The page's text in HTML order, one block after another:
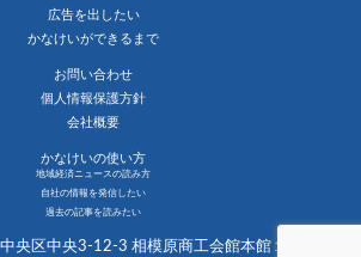
広告を出したい
かなけいができるまで
お問い合わせ
個人情報保護方針
会社概要
かなけいの使い方
地域経済ニュースの読み方
自社の情報を発信したい
過去の記事を読みたい
央区中央3-12-3 相模原商工会館本館１